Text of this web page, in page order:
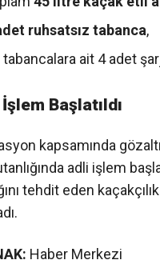
ruhsatsız tabanca,
tabancalara ait 4 adet
Başlatıldı
kapsamında
adli işlem
tehdit eden
Haber Merkezi